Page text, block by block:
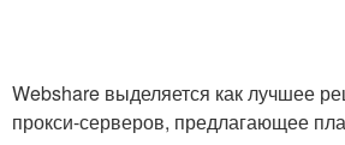
Webshare выделяется как лучшее
прокси-серверов, предлагающее